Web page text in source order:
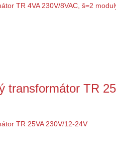
transformátor TR